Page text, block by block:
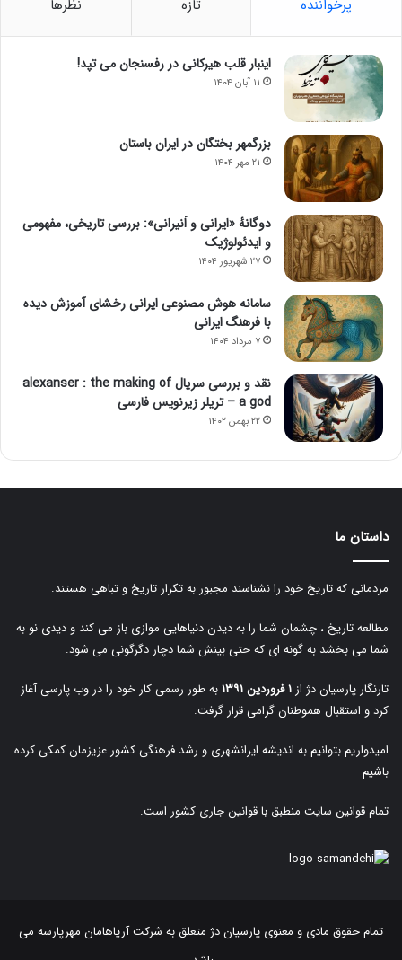
پرخواننده تازه نظرها
اینبار قلب هیرکانی در رفسنجان می تپد!
۱۱ آبان ۱۴۰۴
بزرگمهر بختگان در ایران باستان
۲۱ مهر ۱۴۰۴
دوگانهٔ «ایرانی و اَنیرانی»: بررسی تاریخی، مفهومی
و ایدئولوژیک
۲۷ شهریور ۱۴۰۴
سامانه هوش مصنوعی ایرانی رخشای آموزش دیده
با فرهنگ ایرانی
۷ مرداد ۱۴۰۴
نقد و بررسی سریال alexanser : the making of
a god – تریلر زیرنویس فارسی
۲۲ بهمن ۱۴۰۲
داستان ما
مردمانی که تاریخ خود را نشناسند مجبور به تکرار تاریخ و تباهی هستند.
مطالعه تاریخ ، چشمان شما را به دیدن دنیاهایی موازی باز می کند و دیدی نو به
شما می بخشد به گونه ای که حتی بینش شما دچار دگرگونی می شود.
تارنگار پارسیان دژ از ۱ فروردین ۱۳۹۱
به طور رسمی کار خود را در وب پارسی آغاز
کرد و استقبال هموطنان گرامی قرار گرفت.
امیدواریم بتوانیم به اندیشه ایرانشهری و رشد فرهنگی کشور عزیزمان کمکی کرده
باشیم
تمام قوانین سایت منطبق با قوانین جاری کشور است.
تمام حقوق مادی و معنوی پارسیان دژ متعلق به شرکت آریاهامان مهرپارسه می